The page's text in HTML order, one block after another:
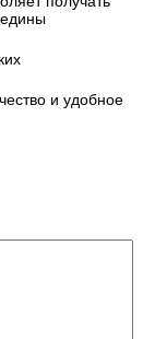
и удобное